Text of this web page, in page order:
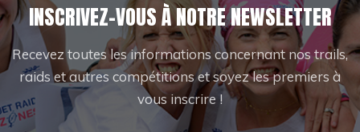
INSCRIVEZ-VOUS À NOTRE NEWSLETTER
Recevez toutes les informations concernant nos trails,
raids et autres compétitions et soyez les premiers à
vous inscrire !